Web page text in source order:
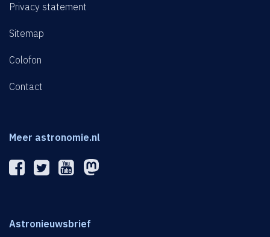
Privacy statement
Sitemap
Colofon
Contact
Meer astronomie.nl
Astronieuwsbrief